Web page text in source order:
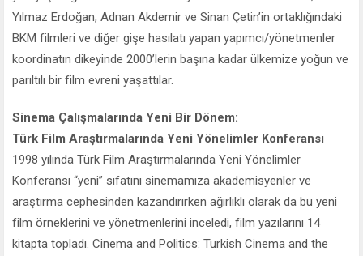
Yılmaz Erdoğan, Adnan Akdemir ve Sinan Çetin’in ortaklığındaki
BKM filmleri ve diğer gişe hasılatı yapan yapımcı/yönetmenler
koordinatın dikeyinde 2000’lerin başına kadar ülkemize yoğun ve
parıltılı bir film evreni yaşattılar.
Sinema Çalışmalarında Yeni Bir Dönem:
Türk Film Araştırmalarında Yeni Yönelimler Konferansı
1998 yılında Türk Film Araştırmalarında Yeni Yönelimler
Konferansı “yeni” sıfatını sinemamıza akademisyenler ve
araştırma cephesinden kazandırırken ağırlıklı olarak da bu yeni
film örneklerini ve yönetmenlerini inceledi, film yazılarını 14
kitapta topladı. Cinema and Politics: Turkish Cinema and the